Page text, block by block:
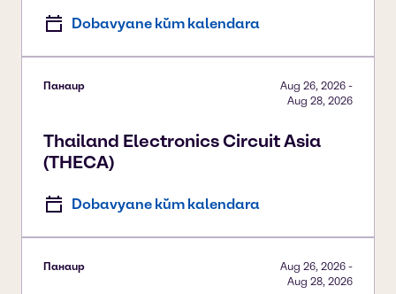
Dobavyane kŭm kalendara
Панаир
Thailand Electronics Circuit Asia
(THECA)
Aug 26, 2026 -
Aug 28, 2026
Dobavyane kŭm kalendara
Панаир Aug 26, 2026 -
Aug 28, 2026